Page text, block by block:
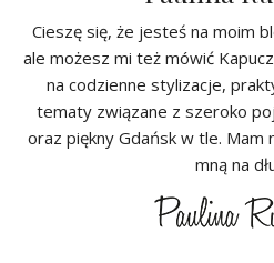
Cieszę się, że jesteś na moim
ale możesz mi też mówić
na codzienne stylizacje,
tematy związane z szeroko
oraz piękny Gdańsk w tle. Mam
mną na